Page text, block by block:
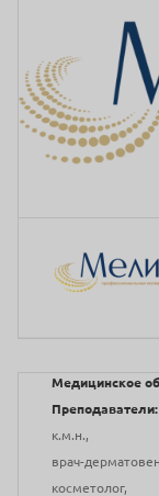
Медицинское
Преподаватели:
к.м.н.,
врач-
косметолог,